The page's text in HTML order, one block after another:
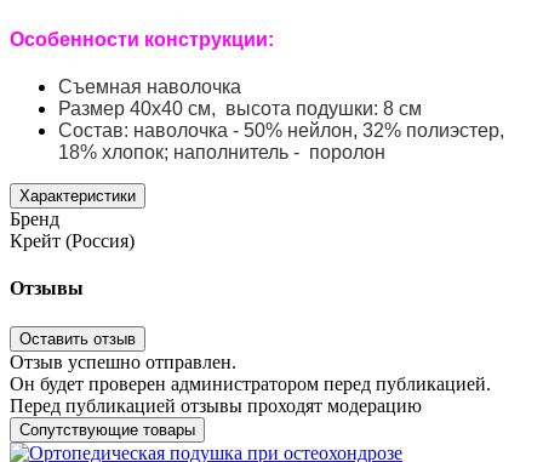
Особенности конструкции:
Съемная наволочка
Размер 40х40 см, высота подушки: 8 см
Состав: наволочка - 50% нейлон, 32% полиэстер,
18% хлопок; наполнитель - поролон
Характеристики
Бренд
Крейт (Россия)
Отзывы
Оставить отзыв
Отзыв успешно отправлен.
Он будет проверен администратором перед публикацией.
Перед публикацией отзывы проходят модерацию
Сопутствующие товары